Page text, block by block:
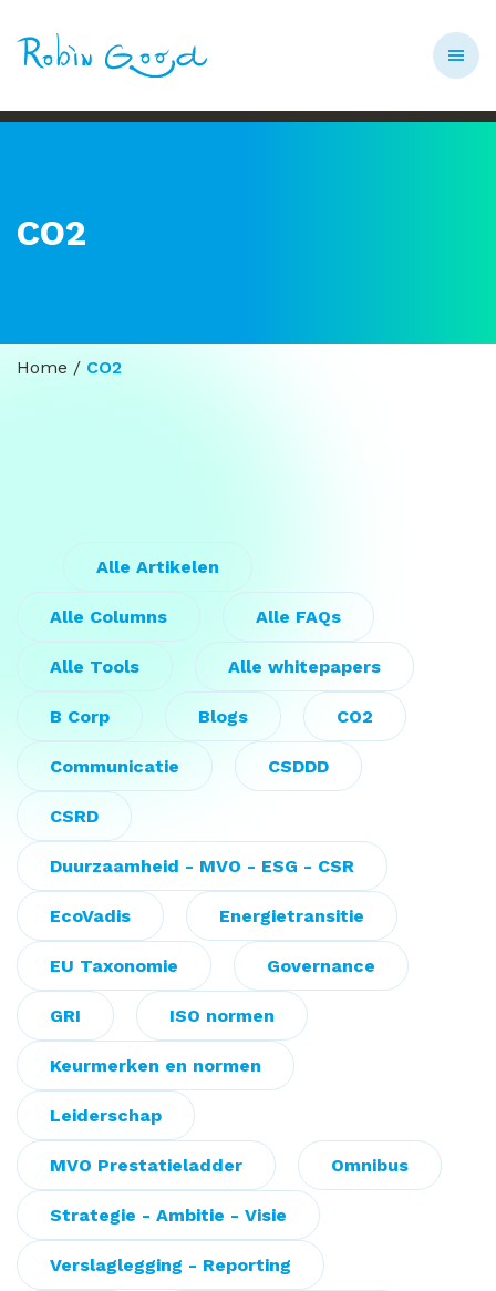
CO2
Home / CO2
Alle Artikelen
Alle Columns Alle FAQs
Alle Tools Alle whitepapers
B Corp Blogs CO2
Communicatie CSDDD
CSRD
Duurzaamheid - MVO - ESG - CSR
EcoVadis Energietransitie
EU Taxonomie Governance
GRI ISO normen
Keurmerken en normen
Leiderschap
MVO Prestatieladder Omnibus
Strategie - Ambitie - Visie
Verslaglegging - Reporting